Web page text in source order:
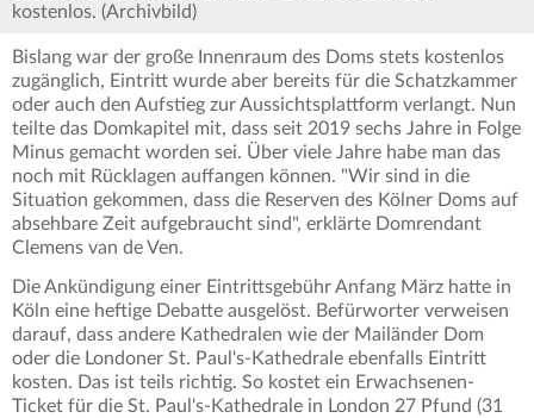
kostenlos. (Archivbild)
Bislang war der große Innenraum des Doms stets kostenlos
zugänglich, Eintritt wurde aber bereits für die Schatzkammer
oder auch den Aufstieg zur Aussichtsplattform verlangt. Nun
teilte das Domkapitel mit, dass seit 2019 sechs Jahre in Folge
Minus gemacht worden sei. Über viele Jahre habe man das
noch mit Rücklagen auffangen können. "Wir sind in die
Situation gekommen, dass die Reserven des Kölner Doms auf
absehbare Zeit aufgebraucht sind", erklärte Domrendant
Clemens van de Ven.
Die Ankündigung einer Eintrittsgebühr Anfang März hatte in
Köln eine heftige Debatte ausgelöst. Befürworter verweisen
darauf, dass andere Kathedralen wie der Mailänder Dom
oder die Londoner St. Paul's-Kathedrale ebenfalls Eintritt
kosten. Das ist teils richtig. So kostet ein Erwachsenen-
Ticket für die St. Paul's-Kathedrale in London 27 Pfund (31